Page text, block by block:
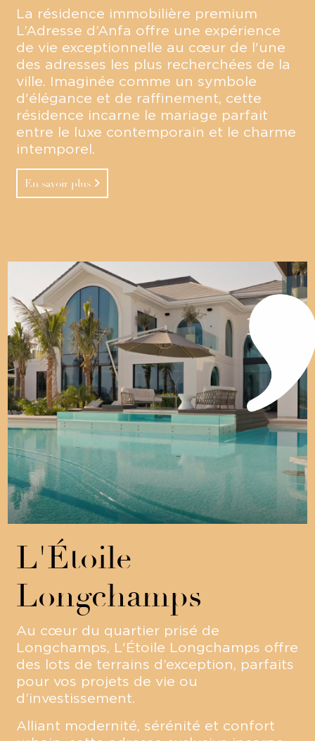
La résidence immobilière premium
L’Adresse d’Anfa offre une expérience
de vie exceptionnelle au cœur de l'une
des adresses les plus recherchées de la
ville. Imaginée comme un symbole
d'élégance et de raffinement, cette
résidence incarne le mariage parfait
entre le luxe contemporain et le charme
intemporel.
En savoir plus
L'Étoile
Longchamps
Au cœur du quartier prisé de
Longchamps, L'Étoile Longchamps offre
des lots de terrains d’exception, parfaits
pour vos projets de vie ou
d’investissement.
Alliant modernité, sérénité et confort